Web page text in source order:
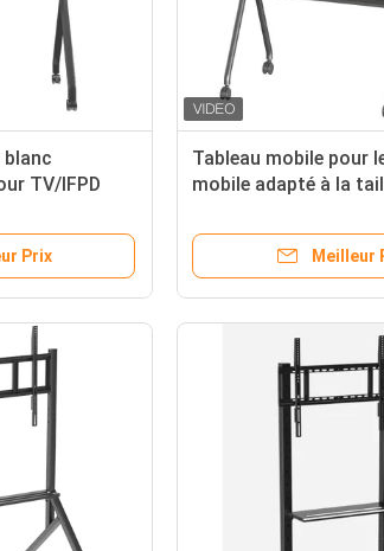
blanc
TV/IFPD
Prix
Tableau mobile pour
mobile adapté à la
Meilleur